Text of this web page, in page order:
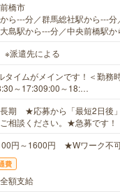
橋市
ら---分／群馬総社駅から---
島駅から---分／中央前橋駅か
派遣先による
タイムがメインです！＜勤務
～17:309:00～18:…
期 ★応募から「最短2日後
ご相談ください。★急募です！
円～1600円 ★Wワーク不
費
額支給